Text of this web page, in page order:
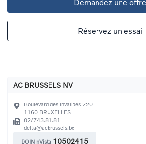
Demandez une offre
Réservez un essai
AC BRUSSELS NV
Boulevard des Invalides 220
1160 BRUXELLES
02/743.81.81
delta@acbrussels.be
DOIN nVista 10502415